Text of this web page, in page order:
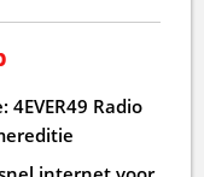
Radio